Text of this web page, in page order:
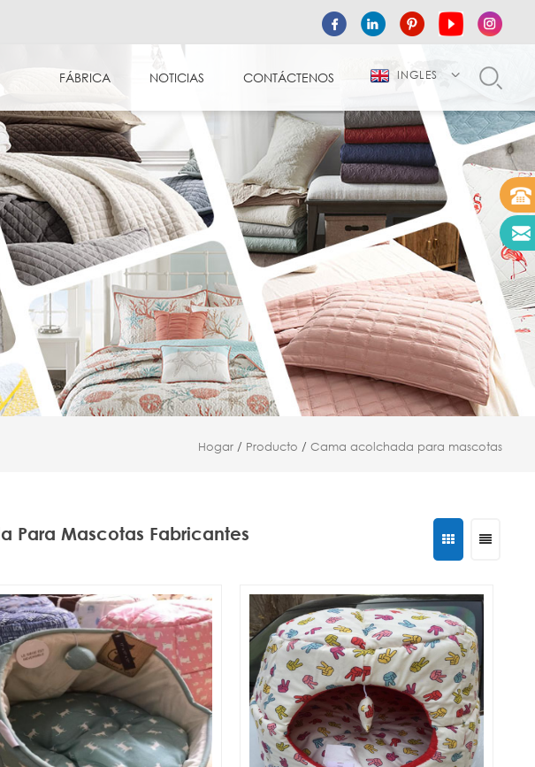
FÁBRICA NOTICIAS CONTÁCTENOS INGLES
Hogar / Producto / Cama acolchada para mascotas
Para Mascotas Fabricantes